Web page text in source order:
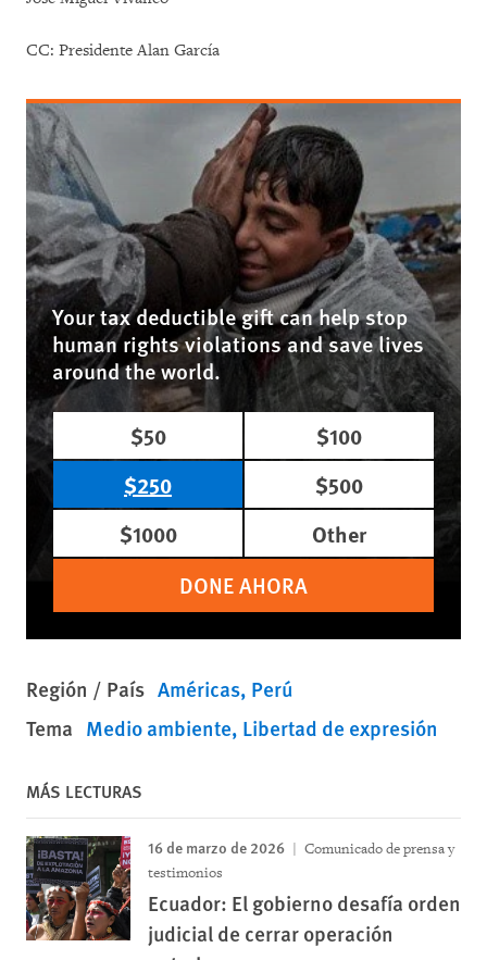
CC: Presidente Alan García
Your tax deductible gift can help stop
human rights violations and save lives
around the world.
$50
$100
$250
$500
$1000
Other
DONE AHORA
Región / País Américas Perú
Tema Medio ambiente Libertad de expresión
MÁS LECTURAS
16 de marzo de 2026
Comunicado de prensa y
testimonios
Ecuador: El gobierno desafía orden
judicial de cerrar operación